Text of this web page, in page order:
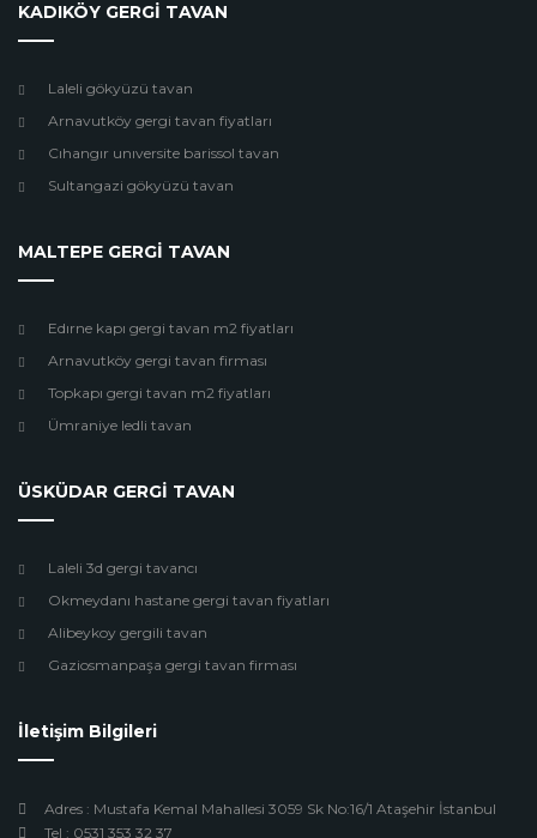
KADIKÖY GERGİ TAVAN
Laleli gökyüzü tavan
Arnavutköy gergi tavan fiyatları
Cıhangır unıversite barissol tavan
Sultangazi gökyüzü tavan
MALTEPE GERGİ TAVAN
Edırne kapı gergi tavan m2 fiyatları
Arnavutköy gergi tavan firması
Topkapı gergi tavan m2 fiyatları
Ümraniye ledli tavan
ÜSKÜDAR GERGİ TAVAN
Laleli 3d gergi tavancı
Okmeydanı hastane gergi tavan fiyatları
Alibeykoy gergili tavan
Gaziosmanpaşa gergi tavan firması
İletişim Bilgileri
Adres : Mustafa Kemal Mahallesi 3059 Sk No:16/1 Ataşehir İstanbul
Tel : 0531 353 32 37